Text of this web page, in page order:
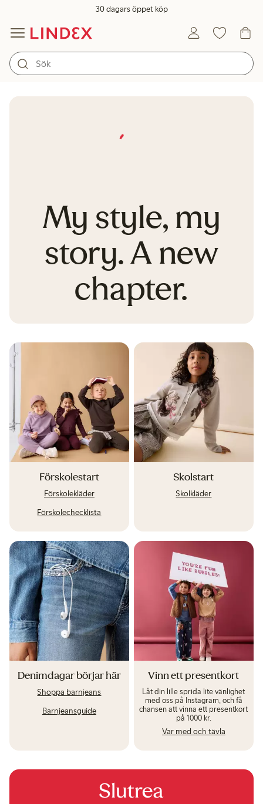
30 dagars öppet köp
My style, my
story. A new
chapter.
Förskolestart
Förskolekläder
Förskolechecklista
Skolstart
Skolkläder
Denimdagar börjar här
Shoppa barnjeans
Barnjeansguide
Vinn ett presentkort
Låt din lille sprida lite vänlighet
med oss på Instagram, och få
chansen att vinna ett presentkort
på 1000 kr.
Var med och tävla
Slutrea